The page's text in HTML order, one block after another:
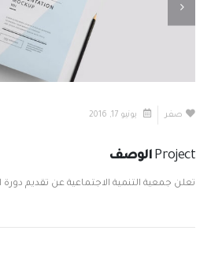
صفر يونيو 17, 2016
Project الوصف
تعلن جمعية التنمية الاجتماعية عن تقديم دورة